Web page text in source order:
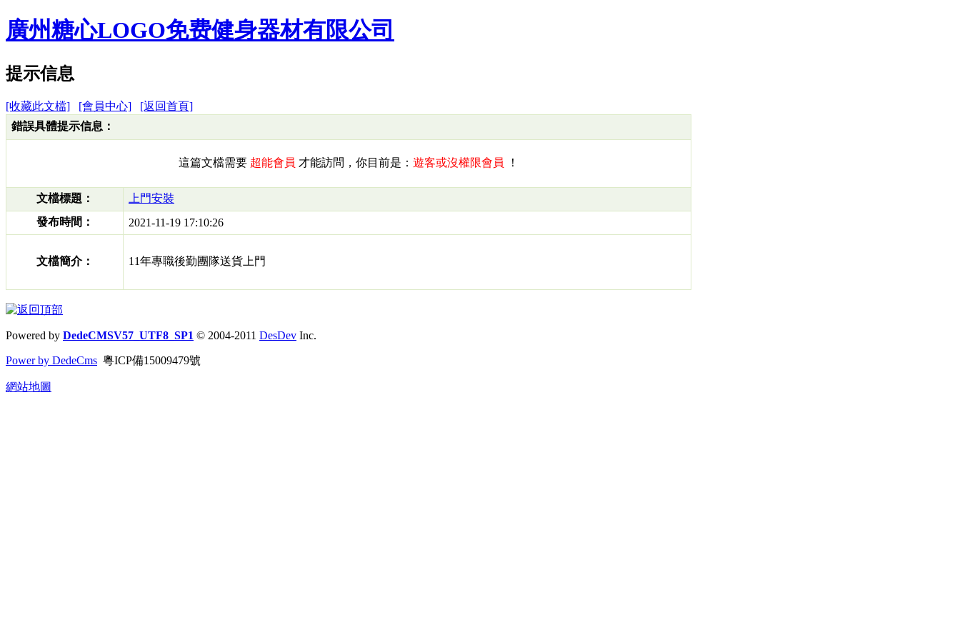
廣州糖心LOGO免费健身器材有限公司
提示信息
[收藏此文檔] [會員中心]
[返回首頁]
錯誤具體提示信息：
這篇文檔需要 超能會員 才能訪問，你目前是： 遊客或沒權限會員 ！
文檔標題：
上門安裝
發布時間：
2021-11-19 17:10:26
文檔簡介： 11年專職後勤團隊送貨上門
Powered by DedeCMSV57_UTF8_SP1 © 2004-2011 DesDev Inc.
Power by DedeCms 粵ICP備15009479號
網站地圖